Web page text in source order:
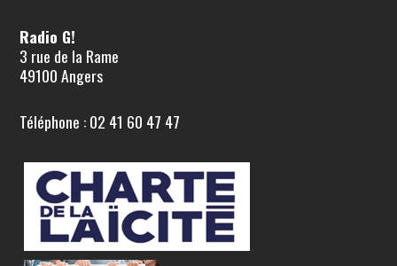
Radio G!
3 rue de la Rame
49100 Angers
Téléphone : 02 41 60 47 47